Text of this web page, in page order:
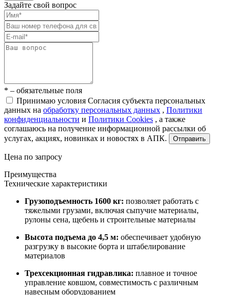
Задайте свой вопрос
* – обязательные поля
Принимаю условия Согласия субъекта персональных
данных на обработку персональных данных , Политики
конфиденциальности и Политики Cookies , а также
соглашаюсь на получение информационной рассылки об
услугах, акциях, новинках и новостях в АПК.
Отправить
Цена по запросу
Преимущества
Технические характеристики
Грузоподъемность 1600 кг: позволяет работать с
тяжелыми грузами, включая сыпучие материалы,
рулоны сена, щебень и строительные материалы
Высота подъема до 4,5 м: обеспечивает удобную
разгрузку в высокие борта и штабелирование
материалов
Трехсекционная гидравлика: плавное и точное
управление ковшом, совместимость с различным
навесным оборудованием